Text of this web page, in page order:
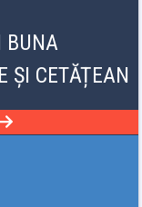
BUNA
ȘI CETĂȚEAN